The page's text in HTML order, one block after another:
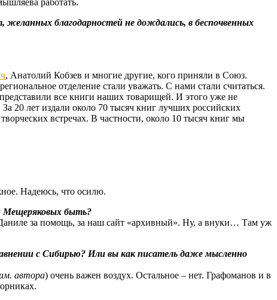
благодарностей не дождались, в беспочвенных
, Анатолий Кобзев и многие другие, кого приняли в Союз.
отделение стали уважать. С нами стали считаться.
все книги наших товарищей. И этого уже не
20 лет издали около 70 тысяч книг лучших российских
встречах. В частности, около 10 тысяч книг мы
Надеюсь, что осилю.
Мещеряковых быть?
за помощь, за наш сайт «архивный». Ну, а внуки… Там уж
с Сибирью? Или вы как писатель даже мысленно
автора) очень важен воздух. Остальное – нет. Графоманов и в